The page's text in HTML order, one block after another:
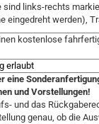
sind links-rechts
eingedreht werden),
kostenlose
erlaubt
eine
und Vorstellungen!
und das
genau, ob die